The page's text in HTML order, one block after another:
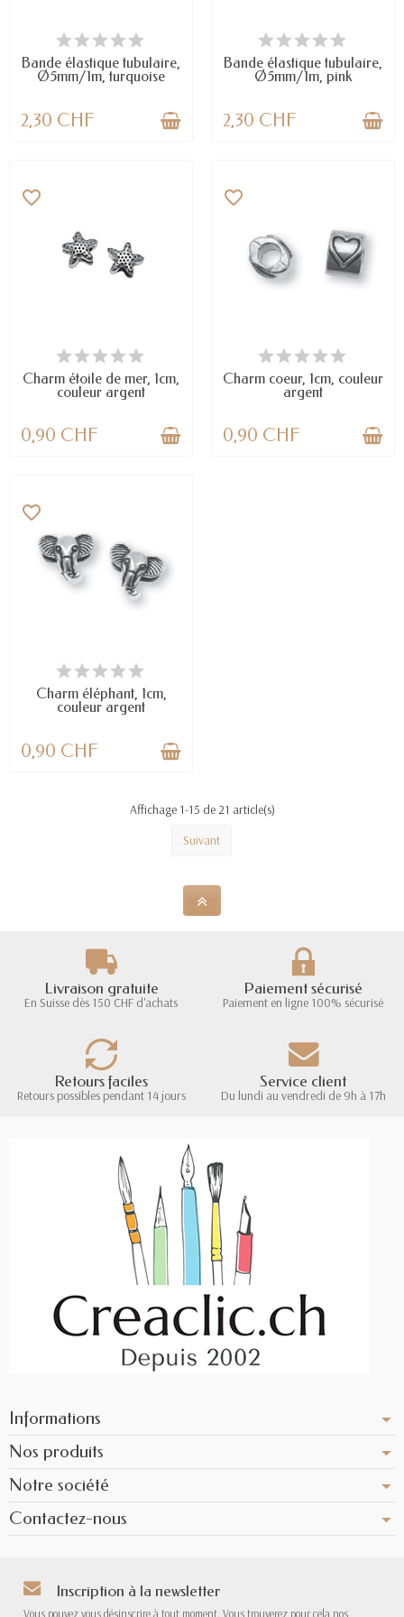
EN STOCK
Bande élastique tubulaire,
Ø5mm/1m, turquoise
2,30 CHF
EN STOCK
Bande élastique tubulaire,
Ø5mm/1m, pink
2,30 CHF
EN STOCK
favorite_border
Charm étoile de mer, 1cm,
couleur argent
0,90 CHF
EN STOCK
favorite_border
Charm coeur, 1cm, couleur
argent
0,90 CHF
EN STOCK
favorite_border
Charm éléphant, 1cm,
couleur argent
0,90 CHF
Affichage 1-15 de 21 article(s)
Suivant
Livraison gratuite
En Suisse dès 150 CHF d'achats
Paiement sécurisé
Paiement en ligne 100% sécurisé
Retours faciles
Retours possibles pendant 14 jours
Service client
Du lundi au vendredi de 9h à 17h
Informations
Nos produits
Notre société
Contactez-nous
Inscription à la newsletter
Vous pouvez vous désinscrire à tout moment. Vous trouverez pour cela nos